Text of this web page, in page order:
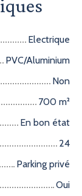
Electrique
PVC/Aluminium
Non
700 m²
En bon état
24
Parking privé
Oui